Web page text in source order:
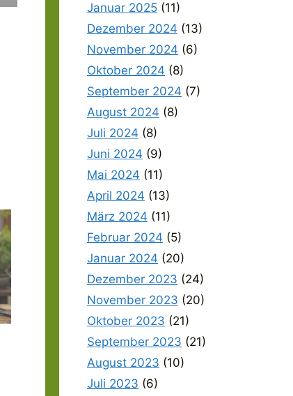
Januar 2025 (11)
Dezember 2024 (13)
November 2024 (6)
Oktober 2024 (8)
September 2024 (7)
August 2024 (8)
Juli 2024 (8)
Juni 2024 (9)
Mai 2024 (11)
April 2024 (13)
März 2024 (11)
Februar 2024 (5)
Januar 2024 (20)
Dezember 2023 (24)
November 2023 (20)
Oktober 2023 (21)
September 2023 (21)
August 2023 (10)
Juli 2023 (6)